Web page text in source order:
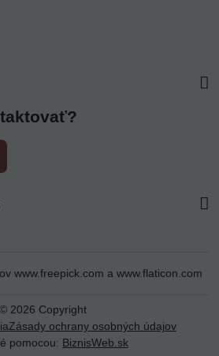
www.freepick.com a www.flaticon.com
© 2026 Copyright
Zásady ochrany osobných údajov
pomocou: BiznisWeb.sk